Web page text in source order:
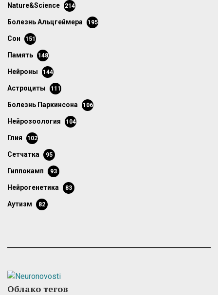
Nature&Science 214
болезнь Альцгеймера 195
сон 151
память 148
нейроны 144
астроциты 111
болезнь Паркинсона 106
нейрозоология 104
глия 102
сетчатка 95
гиппокамп 93
нейрогенетика 83
аутизм 82
Облако тегов